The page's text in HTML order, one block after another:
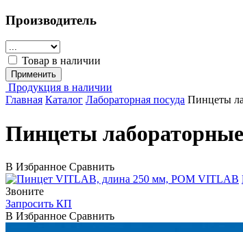
Производитель
Товар в наличии
Применить
Продукция в наличии
Главная Каталог Лабораторная посуда Пинцеты
Пинцеты лабораторные
В Избранное Сравнить
VITLAB
Звоните
Запросить КП
В Избранное Сравнить